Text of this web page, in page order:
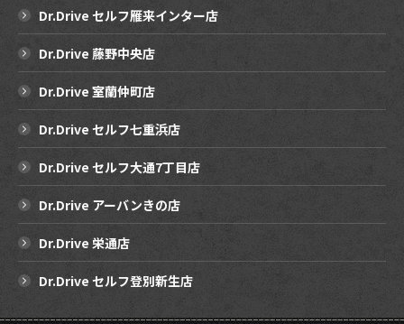
Dr.Drive セルフ雁来インター店
Dr.Drive 藤野中央店
Dr.Drive 室蘭仲町店
Dr.Drive セルフ七重浜店
Dr.Drive セルフ大通7丁目店
Dr.Drive アーバンきの店
Dr.Drive 栄通店
Dr.Drive セルフ登別新生店